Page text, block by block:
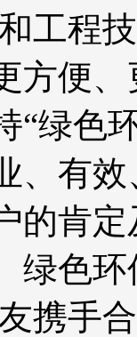
工程
方便
“绿色
、有
的肯
绿色
携手